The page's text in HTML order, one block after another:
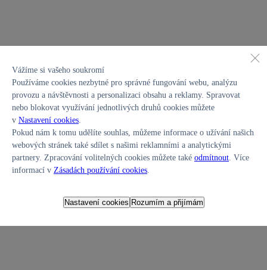
Pondělí – Pátek
Prodej
prodej 7:00 - 18:00
servis 7:00 - 18:00
Sobota
Prodej
Neděle
Prodej
Vážíme si vašeho soukromí
Používáme cookies nezbytné pro správné fungování webu, analýzu
provozu a návštěvnosti a personalizaci obsahu a reklamy. Spravovat
nebo blokovat využívání jednotlivých druhů cookies můžete
v Nastavení cookies
Pokud nám k tomu udělíte souhlas, můžeme informace o užívání našich
webových stránek také sdílet s našimi reklamními a analytickými
partnery. Zpracování volitelných cookies můžete také odmítnout . Více
informací v Zásadách používání cookies
Nastavení cookies Rozumím a přijímám